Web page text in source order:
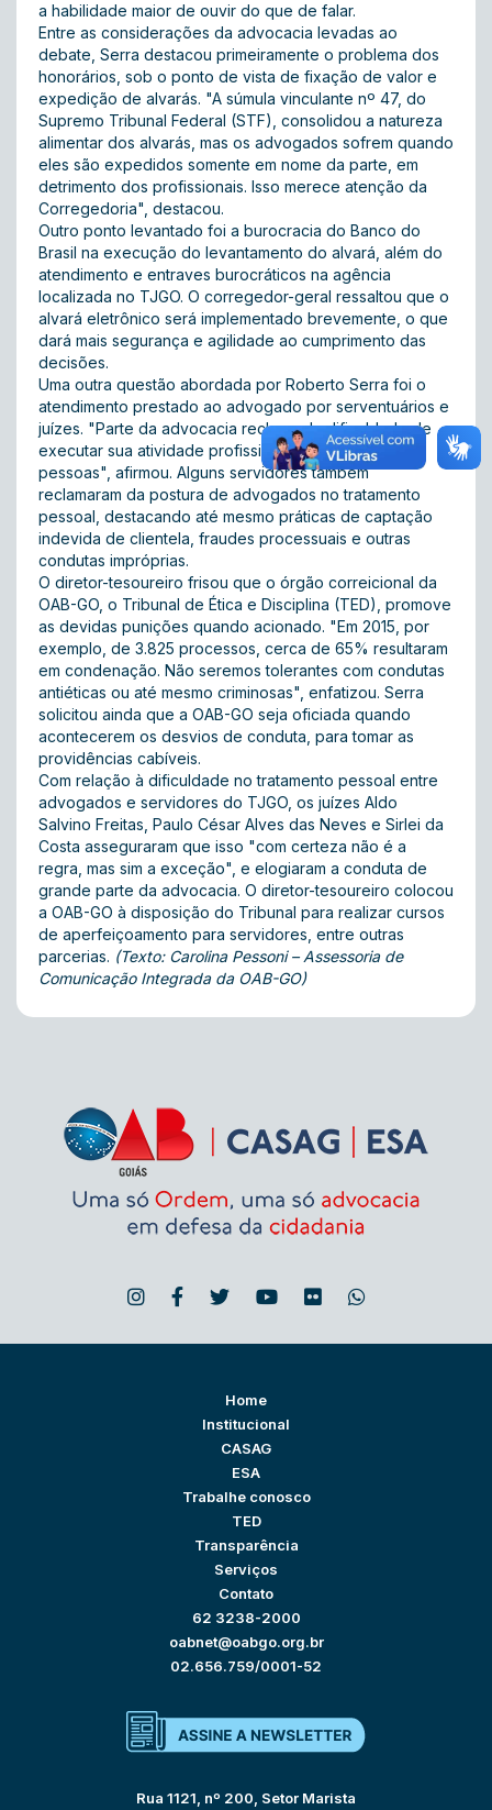
a habilidade maior de ouvir do que de falar.
Entre as considerações da advocacia levadas ao
debate, Serra destacou primeiramente o problema dos
honorários, sob o ponto de vista de fixação de valor e
expedição de alvarás. "A súmula vinculante nº 47, do
Supremo Tribunal Federal (STF), consolidou a natureza
alimentar dos alvarás, mas os advogados sofrem quando
eles são expedidos somente em nome da parte, em
detrimento dos profissionais. Isso merece atenção da
Corregedoria", destacou.
Outro ponto levantado foi a burocracia do Banco do
Brasil na execução do levantamento do alvará, além do
atendimento e entraves burocráticos na agência
localizada no TJGO. O corregedor-geral ressaltou que o
alvará eletrônico será implementado brevemente, o que
dará mais segurança e agilidade ao cumprimento das
decisões.
Uma outra questão abordada por Roberto Serra foi o
atendimento prestado ao advogado por serventuários e
juízes. "Parte da advocacia reclama da dificuldade de
executar sua atividade profissional perante essas
pessoas", afirmou. Alguns servidores também
reclamaram da postura de advogados no tratamento
pessoal, destacando até mesmo práticas de captação
indevida de clientela, fraudes processuais e outras
condutas impróprias.
O diretor-tesoureiro frisou que o órgão correicional da
OAB-GO, o Tribunal de Ética e Disciplina (TED), promove
as devidas punições quando acionado. "Em 2015, por
exemplo, de 3.825 processos, cerca de 65% resultaram
em condenação. Não seremos tolerantes com condutas
antiéticas ou até mesmo criminosas", enfatizou. Serra
solicitou ainda que a OAB-GO seja oficiada quando
acontecerem os desvios de conduta, para tomar as
providências cabíveis.
Com relação à dificuldade no tratamento pessoal entre
advogados e servidores do TJGO, os juízes Aldo
Salvino Freitas, Paulo César Alves das Neves e Sirlei da
Costa asseguraram que isso "com certeza não é a
regra, mas sim a exceção", e elogiaram a conduta de
grande parte da advocacia. O diretor-tesoureiro colocou
a OAB-GO à disposição do Tribunal para realizar cursos
de aperfeiçoamento para servidores, entre outras
parcerias. (Texto: Carolina Pessoni – Assessoria de
Comunicação Integrada da OAB-GO)
Home
Institucional
CASAG
ESA
Trabalhe conosco
TED
Transparência
Serviços
Contato
62 3238-2000
oabnet@oabgo.org.br
02.656.759/0001-52
Rua 1121, nº 200, Setor Marista